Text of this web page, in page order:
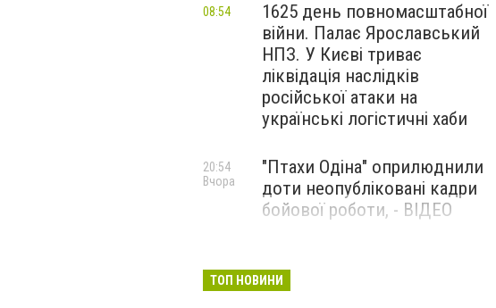
1625 день повномасштабної
війни. Палає Ярославський
НПЗ. У Києві триває
ліквідація наслідків
російської атаки на
українські логістичні хаби
08:54
"Птахи Одіна" оприлюднили
доти неопубліковані кадри
бойової роботи, - ВІДЕО
20:54
Вчора
Бєдняков зіграє тата
Вчора
ТОП НОВИНИ